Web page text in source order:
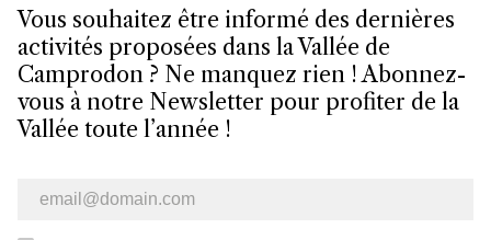
Vous souhaitez être informé des dernières
activités proposées dans la Vallée de
Camprodon ? Ne manquez rien ! Abonnez-
vous à notre Newsletter pour profiter de la
Vallée toute l’année !
Bulletin d’information par e-mail